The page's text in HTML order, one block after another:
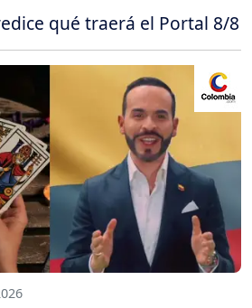
qué traerá el Portal 8/8